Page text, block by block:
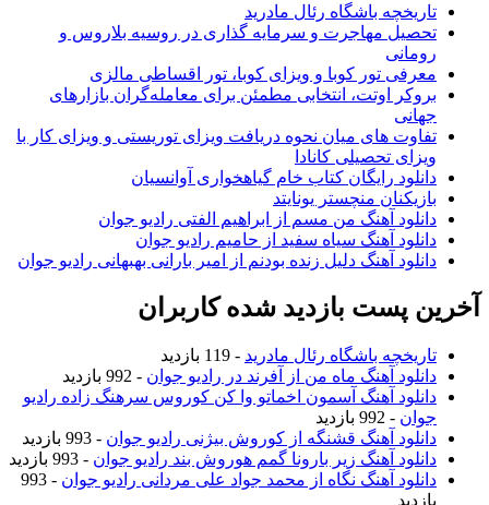
تاریخچه باشگاه رئال مادرید
تحصیل مهاجرت و سرمایه گذاری در روسیه بلاروس و
رومانی
معرفی تور کوبا و ویزای کوبا، تور اقساطی مالزی
بروکر اوتت، انتخابی مطمئن برای معامله‌گران بازارهای
جهانی
تفاوت های میان نحوه دریافت ویزای توریستی و ویزای کار با
ویزای تحصیلی کانادا
دانلود رایگان کتاب خام گیاهخواری آوانسیان
بازیکنان منچستر یونایتد
دانلود آهنگ من مسم از ابراهیم الفتی رادیو جوان
دانلود آهنگ سیاه سفید از حامیم رادیو جوان
دانلود آهنگ دلیل زنده بودنم از امیر بارانی بهبهانی رادیو جوان
پست بازدید شده کاربران
تاریخچه باشگاه رئال مادرید- 119 بازدید
دانلود آهنگ ماه من از آفرند در رادیو جوان- 992 بازدید
دانلود آهنگ آسمون اخماتو وا کن کوروس سرهنگ زاده رادیو
جوان- 992 بازدید
دانلود آهنگ قشنگه از کوروش بیژنی رادیو جوان- 993 بازدید
دانلود آهنگ زیر بارونا گمم هوروش بند رادیو جوان- 993 بازدید
دانلود آهنگ نگاه از محمد جواد علی مردانی رادیو جوان
- 993
بازدید